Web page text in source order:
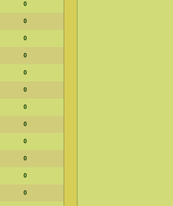
0
0
0
0
0
0
0
0
0
0
0
0